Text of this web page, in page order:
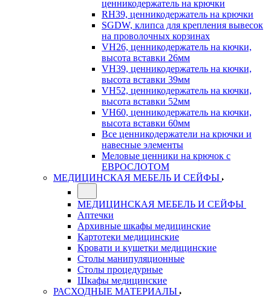
ценникодержатель на крючки
RH39, ценникодержатель на крючки
SGDW, клипса для крепления вывесок
на проволочных корзинах
VH26, ценникодержатель на кючки,
высота вставки 26мм
VH39, ценникодержатель на кючки,
высота вставки 39мм
VH52, ценникодержатель на кючки,
высота вставки 52мм
VH60, ценникодержатель на кючки,
высота вставки 60мм
Все ценникодержатели на крючки и
навесные элементы
Меловые ценники на крючок с
ЕВРОСЛОТОМ
МЕДИЦИНСКАЯ МЕБЕЛЬ И СЕЙФЫ
МЕДИЦИНСКАЯ МЕБЕЛЬ И СЕЙФЫ
Аптечки
Архивные шкафы медицинские
Картотеки медицинские
Кровати и кушетки медицинские
Столы манипуляционные
Столы процедурные
Шкафы медицинские
РАСХОДНЫЕ МАТЕРИАЛЫ